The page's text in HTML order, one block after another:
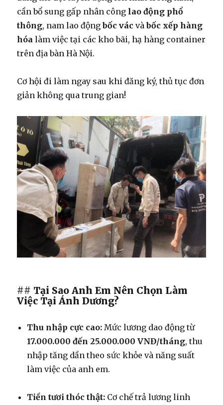
cần bổ sung gấp nhân công lao động phổ
thông, nam lao độngbốc vác vàbốc xếp hàng
hóa làm việc tại các kho bãi, hạ hàng container
trên địa bàn Hà Nội.
Cơ hội đi làm ngay sau khi đăng ký, thủ tục đơn
giản không qua trung gian!
## Tại Sao Anh Em Nên Chọn Làm
Việc Tại Ánh Dương?
Thu nhập cực cao: Mức lương dao động từ
17.000.000 đến 25.000.000 VNĐ/tháng, thu
nhập tăng dần theo sức khỏe và năng suất
làm việc của anh em.
Tiền tươi thóc thật: Cơ chế trả lương linh